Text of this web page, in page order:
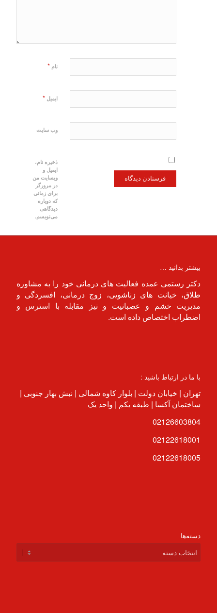
نام *
ایمیل *
وب‌ سایت
ذخیره نام،
ایمیل و
وبسایت من
در مرورگر
برای زمانی
که دوباره
دیدگاهی
می‌نویسم.
بیشتر بدانید …
دکتر رستمی عمده فعالیت های درمانی خود را به مشاوره
طلاق، خیانت های زناشویی، زوج درمانی، افسردگی و
مدیریت خشم و عصبانیت و نیز مقابله با استرس و
اضطراب اختصاص داده است.
با ما در ارتباط باشید :
تهران | خیابان دولت | بلوار کاوه شمالی | نبش بهار جنوبی |
ساختمان آکسا | طبقه یکم | واحد یک
02126603804
02122618001
02122618005
دسته‌ها
دسته‌ها